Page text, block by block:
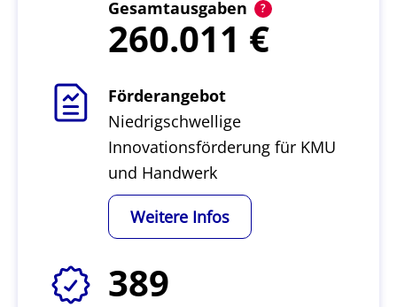
Gesamtausgaben
260.011
Förderangebot
Niedrigschwellige
Innovationsförderung für KMU
und Handwerk
Weitere Infos
389